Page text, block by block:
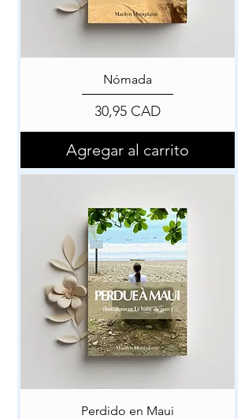
Nómada
Precio
30,95 CAD
Agregar al carrito
Perdido en Maui